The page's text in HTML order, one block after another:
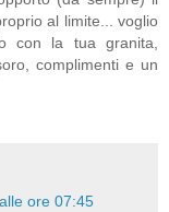
al limite... voglio
con la tua granita,
complimenti e un
ore 07:45